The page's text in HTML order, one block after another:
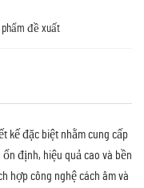
phẩm đề xuất
kế đặc biệt nhằm cung cấp
định, hiệu quả cao và bền
hợp công nghệ cách âm và